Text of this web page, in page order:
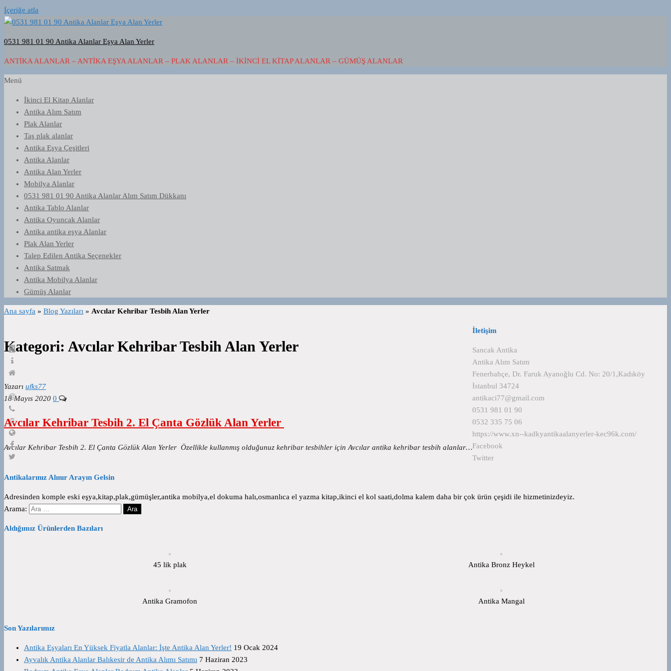
İçeriğe atla
0531 981 01 90 Antika Alanlar Eşya Alan Yerler
ANTIKA ALANLAR – ANTIKA EŞYA ALANLAR – PLAK ALANLAR – İKINCI EL KITAP ALANLAR – GÜMÜŞ ALANLAR
Menü
İkinci El Kitap Alanlar
Antika Alım Satım
Plak Alanlar
Taş plak alanlar
Antika Eşya Çeşitleri
Antika Alanlar
Antika Alan Yerler
Mobilya Alanlar
0531 981 01 90 Antika Alanlar Alım Satım Dükkanı
Antika Tablo Alanlar
Antika Oyuncak Alanlar
Antika antika eşya Alanlar
Plak Alan Yerler
Talep Edilen Antika Seçenekler
Antika Satmak
Antika Mobilya Alanlar
Gümüş Alanlar
Ana sayfa » Blog Yazıları » Avcılar Kehribar Tesbih Alan Yerler
Kategori: Avcılar Kehribar Tesbih Alan Yerler
Yazarı ufks77
18 Mayıs 2020 0
Avcılar Kehribar Tesbih 2. El Çanta Gözlük Alan Yerler
Avcılar Kehribar Tesbih 2. El Çanta Gözlük Alan Yerler Özellikle kullanmış olduğunuz kehribar tesbihler için Avcılar antika kehribar tesbih alanlar…
İletişim
Sancak Antika
Antika Alım Satım
Fenerbahçe, Dr. Faruk Ayanoğlu Cd. No: 20/1,Kadıköy
İstanbul 34724
antikaci77@gmail.com
0531 981 01 90
0532 335 75 06
https://www.xn--kadkyantikaalanyerler-kec96k.com/
Facebook
Twitter
Antikalarınız Alınır Arayın Gelsin
Adresinden komple eski eşya,kitap,plak,gümüşler,antika mobilya,el dokuma halı,osmanlıca el yazma kitap,ikinci el kol saati,dolma kalem daha bir çok ürün çeşidi ile hizmetinizdeyiz.
Arama:
Aldığımız Ürünlerden Bazıları
45 lik plak Antika Bronz Heykel
Antika Gramofon Antika Mangal
Son Yazılarımız
Antika Eşyaları En Yüksek Fiyatla Alanlar: İşte Antika Alan Yerler! 19 Ocak 2024
Ayvalık Antika Alanlar Balıkesir de Antika Alımı Satımı 7 Haziran 2023